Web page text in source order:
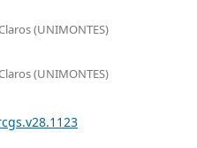
(UNIMONTES)
(UNIMONTES)